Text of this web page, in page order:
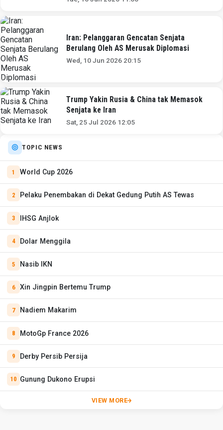
Iran: Pelanggaran Gencatan Senjata
Berulang Oleh AS Merusak Diplomasi
Wed, 10 Jun 2026 20:15
Trump Yakin Rusia & China tak Memasok
Senjata ke Iran
Sat, 25 Jul 2026 12:05
TOPIC NEWS
World Cup 2026
Pelaku Penembakan di Dekat Gedung Putih AS Tewas
IHSG Anjlok
Dolar Menggila
Nasib IKN
Xin Jingpin Bertemu Trump
Nadiem Makarim
MotoGp France 2026
Derby Persib Persija
Gunung Dukono Erupsi
VIEW MORE